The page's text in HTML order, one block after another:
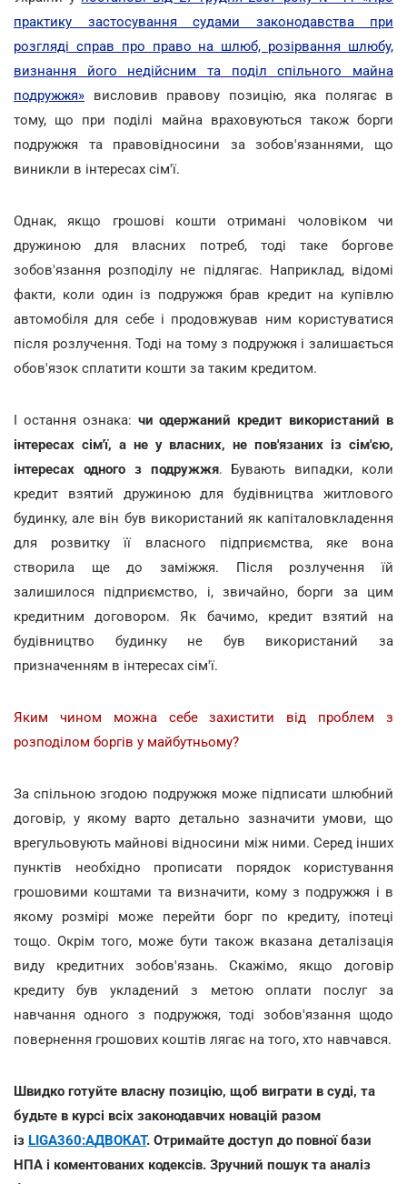
практику застосування судами законодавства при
розгляді справ про право на шлюб, розірвання шлюбу,
визнання його недійсним та поділ спільного майна
подружжя» висловив правову позицію, яка полягає в
тому, що при поділі майна враховуються також борги
подружжя та правовідносини за зобов'язаннями, що
виникли в інтересах сім'ї.
Однак, якщо грошові кошти отримані чоловіком чи
дружиною для власних потреб, тоді таке боргове
зобов'язання розподілу не підлягає. Наприклад, відомі
факти, коли один із подружжя брав кредит на купівлю
автомобіля для себе і продовжував ним користуватися
після розлучення. Тоді на тому з подружжя і залишається
обов'язок сплатити кошти за таким кредитом.
І остання ознака: чи одержаний кредит використаний в
інтересах сім'ї, а не у власних, не пов'язаних із сім'єю,
інтересах одного з подружжя. Бувають випадки, коли
кредит взятий дружиною для будівництва житлового
будинку, але він був використаний як капіталовкладення
для розвитку її власного підприємства, яке вона
створила ще до заміжжя. Після розлучення їй
залишилося підприємство, і, звичайно, борги за цим
кредитним договором. Як бачимо, кредит взятий на
будівництво будинку не був використаний за
призначенням в інтересах сім'ї.
Яким чином можна себе захистити від проблем з
розподілом боргів у майбутньому?
За спільною згодою подружжя може підписати шлюбний
договір, у якому варто детально зазначити умови, що
врегульовують майнові відносини між ними. Серед інших
пунктів необхідно прописати порядок користування
грошовими коштами та визначити, кому з подружжя і в
якому розмірі може перейти борг по кредиту, іпотеці
тощо. Окрім того, може бути також вказана деталізація
виду кредитних зобов'язань. Скажімо, якщо договір
кредиту був укладений з метою оплати послуг за
навчання одного з подружжя, тоді зобов'язання щодо
повернення грошових коштів лягає на того, хто навчався.
Швидко готуйте власну позицію, щоб виграти в суді, та
будьте в курсі всіх законодавчих новацій разом
із LIGA360:АДВОКАТ. Отримайте доступ до повної бази
НПА і коментованих кодексів. Зручний пошук та аналіз